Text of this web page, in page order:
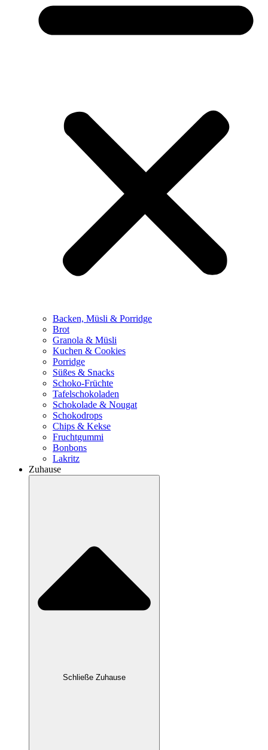
Backen, Müsli & Porridge
Brot
Granola & Müsli
Kuchen & Cookies
Porridge
Süßes & Snacks
Schoko-Früchte
Tafelschokoladen
Schokolade & Nougat
Schokodrops
Chips & Kekse
Fruchtgummi
Bonbons
Lakritz
Zuhause
Schließe Zuhause